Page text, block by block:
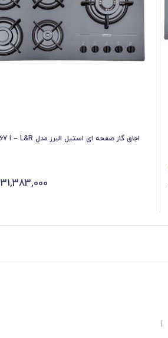
اجاق گاز صفحه ای استیل البرز مدل G-5967 i – L&R
31,383,000
|